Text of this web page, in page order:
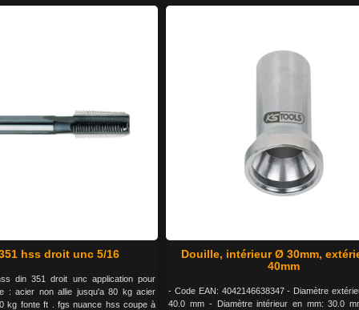
hss droit unc 5/16
din 351 droit unc application pour
: acier non allie jusqu'a 80 kg acier
kg fonte ft . fgs nuance hss coupe à
Douille, intérieur Ø 30mm,
40mm
- Code EAN: 4042146638347 - Diamètre
40.0 mm - Diamètre intérieur en mm: 30.0